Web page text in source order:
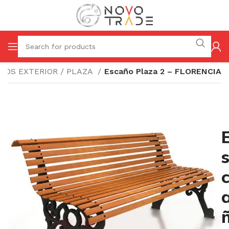
EXTERIOR / PLAZA Escaño Plaza 2 – FLORENCIA
s
c